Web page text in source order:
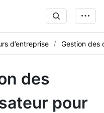
d’entreprise Gestion des
des
pour